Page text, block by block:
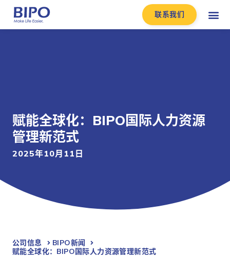
联系我们
赋能全球化：BIPO国际人力资源
管理新范式
2025年10月11日
公司信息
BIPO新闻​
赋能全球化：BIPO国际人力资源管理新范式